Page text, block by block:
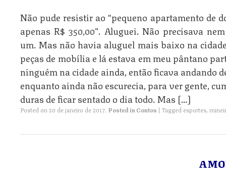
Não pude resistir ao “pequeno apartamento de
apenas R$ 350,00”. Aluguei. Não precisava
um. Mas não havia aluguel mais baixo na
peças de mobília e lá estava em meu pântano
ninguém na cidade ainda, então ficava andando
enquanto ainda não escurecia, para ver gente,
duras de ficar sentado o dia todo. Mas […]
Posted on 20 de janeiro de 2017. Posted in Contos | Tagged esportes,